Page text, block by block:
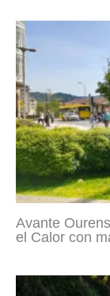
Avante
el Calor con